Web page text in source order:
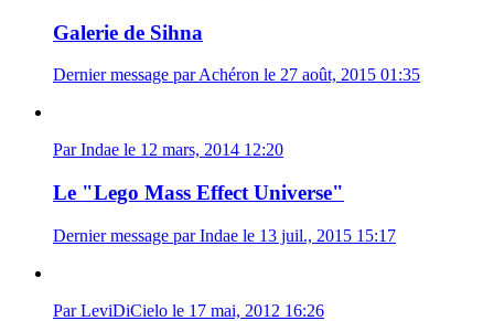
Galerie de Sihna
Dernier message par Achéron le 27 août, 2015 01:35
Par Indae le 12 mars, 2014 12:20
Le "Lego Mass Effect Universe"
Dernier message par Indae le 13 juil., 2015 15:17
Par LeviDiCielo le 17 mai, 2012 16:26